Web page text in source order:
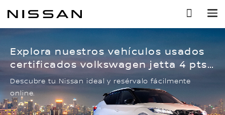
contenido
Explora nuestros vehículos usados
certificados volkswagen jetta 4 pts.
comfortline, 1.4t, ta, ra-16
Descubre tu Nissan ideal y resérvalo fácilmente
online.